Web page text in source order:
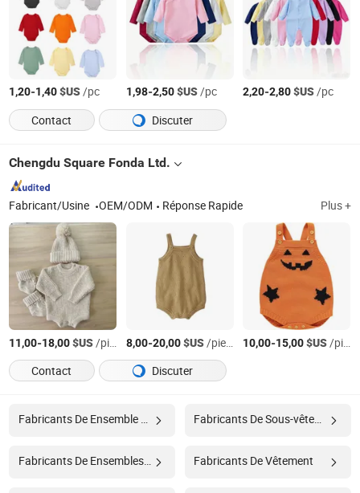
1,20-1,40$US/pc 1,98-2,50$US/pc 2,20-2,80$US/pc
Contact
Discuter
Chengdu Square Fonda Ltd.
Fabricant/Usine OEM/ODM Réponse Rapide Plus +
11,00-18,00$US/pieces 8,00-20,00$US/pieces 10,00-15,00$US/pieces
Contact
Discuter
Fabricants De Sous-vêtements En Coton Pour Enfants
Fabricants De Ensembles De Pyjama Fabricants De Vêtement